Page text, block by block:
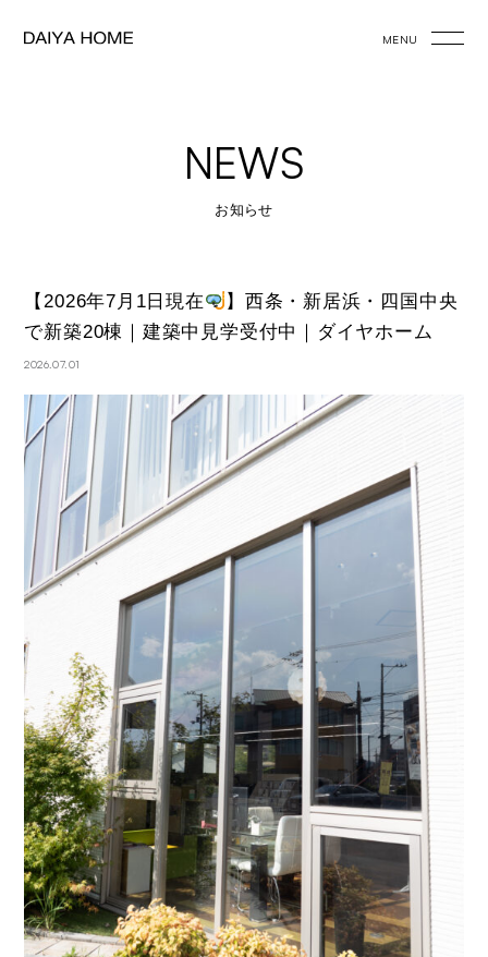
MENU
NEWS
お知らせ
【2026年7月1日現在
】西条・新居浜・四国中央
で新築20棟｜建築中見学受付中｜ダイヤホーム
2026.07.01